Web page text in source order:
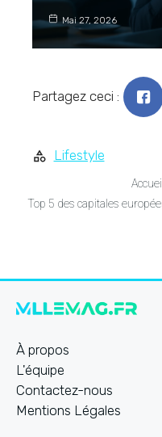
Mai 27, 2026
Partagez ceci :
Lifestyle
Accueil
À propos
L'équipe
Contactez-nous
Mentions Légales